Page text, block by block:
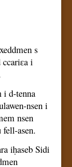
s
ccariɛa i
i d-tenna
nsen i
nsen
asen.
iḥaseb Sidi